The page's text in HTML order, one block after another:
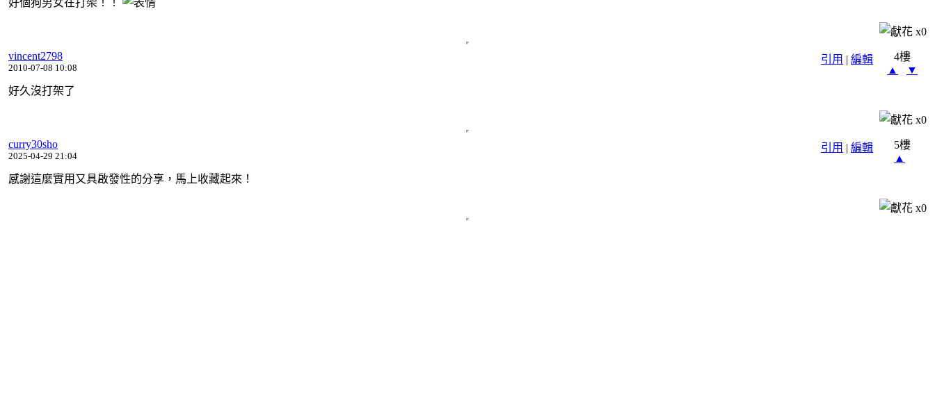
x0
引用 | 編輯
vincent2798
2010-07-08 10:08
4樓
▲
▼
好久沒打架了
x0
引用 | 編輯
curry30sho
2025-04-29 21:04
5樓
▲
感謝這麼實用又具啟發性的分享，馬上收藏起來！
x0